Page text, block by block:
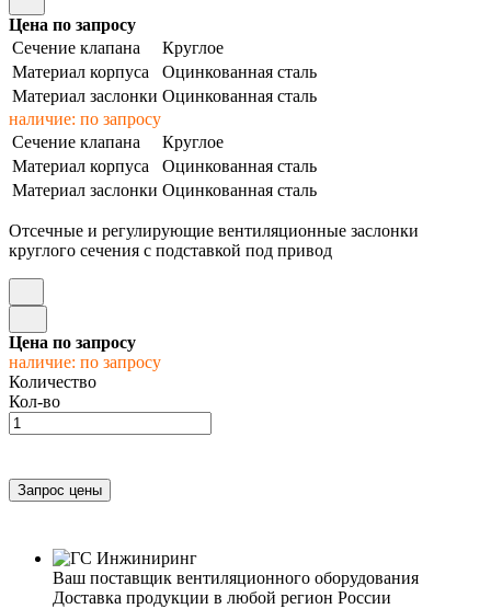
Цена по запросу
Сечение клапана
Круглое
Материал корпуса
Оцинкованная сталь
Материал заслонки Оцинкованная сталь
наличие: по запросу
Сечение клапана
Круглое
Материал корпуса
Оцинкованная сталь
Материал заслонки Оцинкованная сталь
Отсечные и регулирующие вентиляционные заслонки
круглого сечения с подставкой под привод
Цена по запросу
наличие: по запросу
Количество
Кол-во
Ваш поставщик вентиляционного оборудования
Доставка продукции в любой регион России